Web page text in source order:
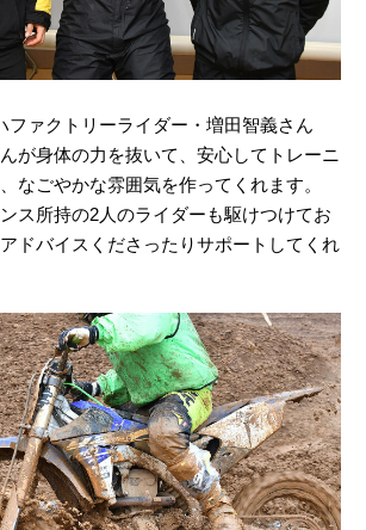
ファクトリーライダー・増田智義さん
んが身体の力を抜いて、安心してトレーニ
なごやかな雰囲気を作ってくれます。
ス所持の2人のライダーも駆けつけてお
ドバイスくださったりサポートしてくれ